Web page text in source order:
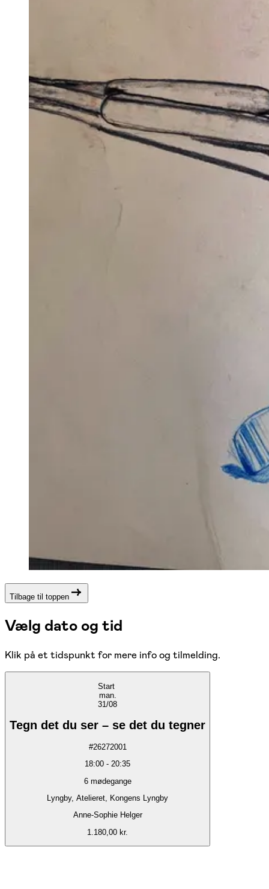
Tilbage til toppen
Vælg dato og tid
Klik på et tidspunkt for mere info og tilmelding.
Start
man.
31/08
Tegn det du ser – se det du tegner
#26272001
18:00 - 20:35
6 mødegange
Lyngby, Atelieret, Kongens Lyngby
Anne-Sophie Helger
1.180,00 kr.